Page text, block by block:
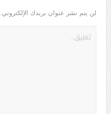
لن يتم نشر عنوان بريدك الإلكتروني.